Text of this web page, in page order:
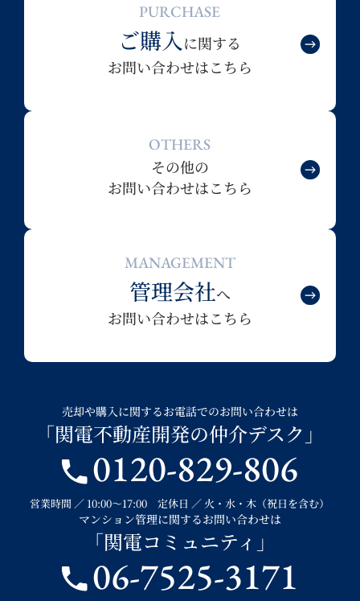
PURCHASE
ご購入に関する
お問い合わせはこちら
OTHERS
その他の
お問い合わせはこちら
MANAGEMENT
管理会社へ
お問い合わせはこちら
売却や購入に関するお電話でのお問い合わせは
「関電不動産開発の仲介デスク」
0120-829-806
営業時間 ／ 10:00～17:00 定休日 ／ 火・水・木（祝日を含む）
マンション管理に関するお問い合わせは
「関電コミュニティ」
06-7525-3171